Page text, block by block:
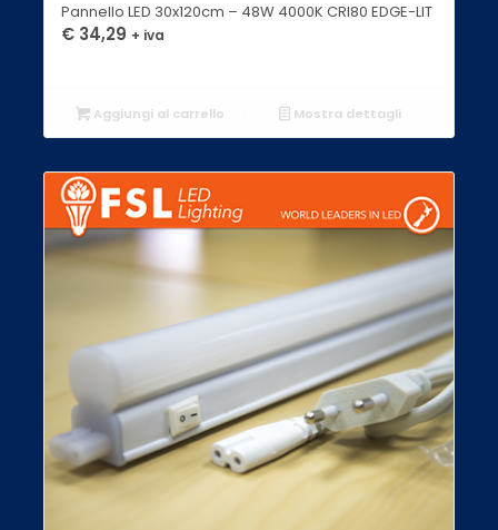
Pannello LED 30x120cm – 48W 4000K CRI80 EDGE-LIT
€34,29 + iva
Aggiungi al carrello Mostra dettagli